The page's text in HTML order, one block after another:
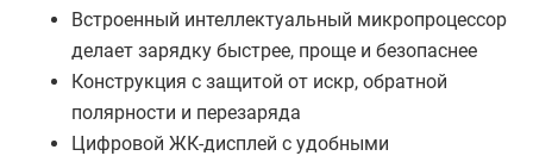
Встроенный интеллектуальный микропроцессор
делает зарядку быстрее, проще и безопаснее
Конструкция с защитой от искр, обратной
полярности и перезаряда
Цифровой ЖК-дисплей с удобными